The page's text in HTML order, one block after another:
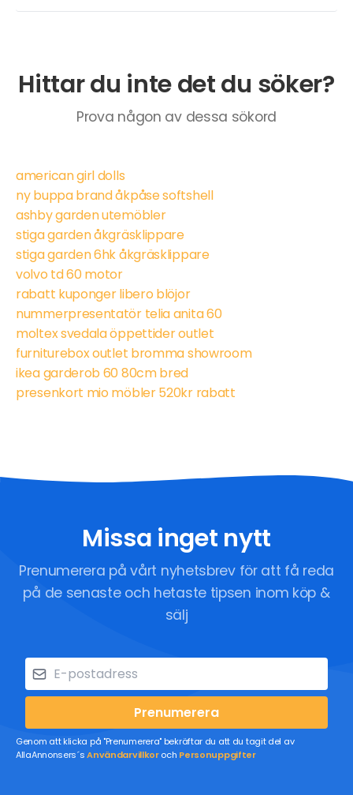
Hittar du inte det du söker?
Prova någon av dessa sökord
american girl dolls
ny buppa brand åkpåse softshell
ashby garden utemöbler
stiga garden åkgräsklippare
stiga garden 6hk åkgräsklippare
volvo td 60 motor
rabatt kuponger libero blöjor
nummerpresentatör telia anita 60
moltex svedala öppettider outlet
furniturebox outlet bromma showroom
ikea garderob 60 80cm bred
presenkort mio möbler 520kr rabatt
Missa inget nytt
Prenumerera på vårt nyhetsbrev för att få reda
på de senaste och hetaste tipsen inom köp &
sälj
Prenumerera
Genom att klicka på "Prenumerera" bekräftar du att du tagit del av
AllaAnnonsers´sAnvändarvillkoroch Personuppgifter